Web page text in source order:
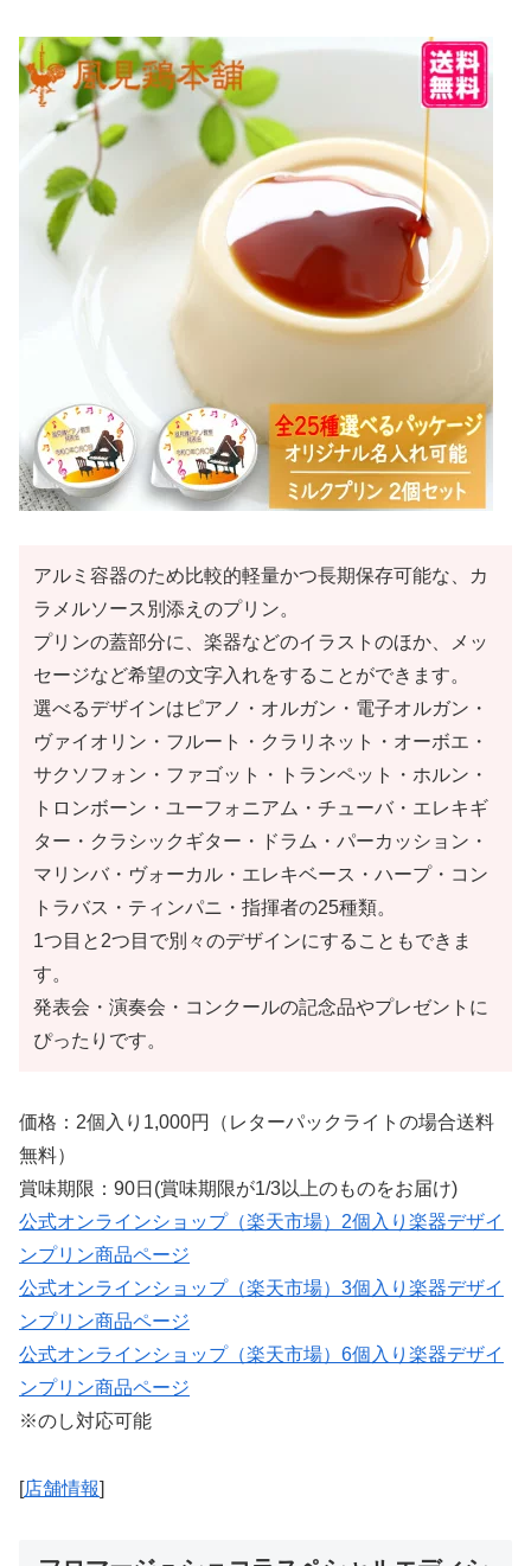
アルミ容器のため比較的軽量かつ長期保存可能な、カ
ラメルソース別添えのプリン。
プリンの蓋部分に、楽器などのイラストのほか、メッ
セージなど希望の文字入れをすることができます。
選べるデザインはピアノ・オルガン・電子オルガン・
ヴァイオリン・フルート・クラリネット・オーボエ・
サクソフォン・ファゴット・トランペット・ホルン・
トロンボーン・ユーフォニアム・チューバ・エレキギ
ター・クラシックギター・ドラム・パーカッション・
マリンバ・ヴォーカル・エレキベース・ハープ・コン
トラバス・ティンパニ・指揮者の25種類。
1つ目と2つ目で別々のデザインにすることもできま
す。
発表会・演奏会・コンクールの記念品やプレゼントに
ぴったりです。
価格：2個入り1,000円（レターパックライトの場合送料
無料）
賞味期限：90日(賞味期限が1/3以上のものをお届け)
公式オンラインショップ（楽天市場）2個入り楽器デザイ
ンプリン商品ページ
公式オンラインショップ（楽天市場）3個入り楽器デザイ
ンプリン商品ページ
公式オンラインショップ（楽天市場）6個入り楽器デザイ
ンプリン商品ページ
※のし対応可能
[店舗情報]